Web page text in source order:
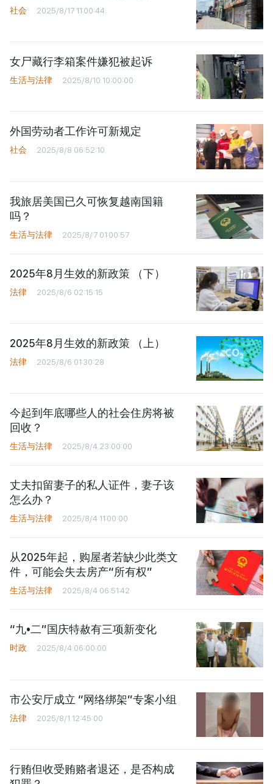
社会 2025/8/17 11:00:44
女尸藏行李箱案件嫌犯被起诉
生活与法律 2025/8/10 10:00:00
外国劳动者工作许可新规定
社会 2025/8/8 06:52:10
我旅居美国已久可恢复越南国籍
吗？
生活与法律 2025/8/7 01:00:57
2025年8月生效的新政策 （下）
法律 2025/8/6 02:15:15
2025年8月生效的新政策 （上）
法律 2025/8/6 01:30:28
今起到年底哪些人的社会住房将被
回收？
生活与法律 2025/8/4 23:00:00
丈夫扣留妻子的私人证件，妻子该
怎么办？
生活与法律 2025/8/4 11:00:00
从2025年起，购屋者若缺少此类文
件，可能会失去房产“所有权”
生活与法律 2025/8/4 06:51:42
“九•二”国庆特赦有三项新变化
时政 2025/8/4 06:00:00
市公安厅成立 “网络绑架”专案小组
法律 2025/8/1 12:45:00
行贿但收受贿赂者退还，是否构成